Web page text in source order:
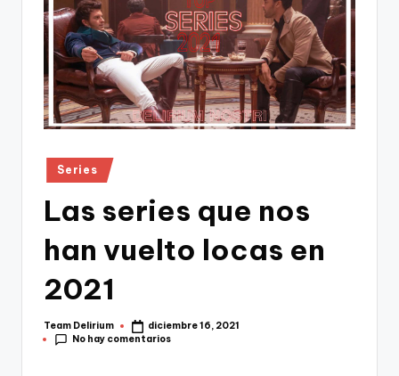
Publicado
en
Series
Las series que nos
han vuelto locas en
2021
Publicado
por
Team Delirium
diciembre 16, 2021
No hay comentarios